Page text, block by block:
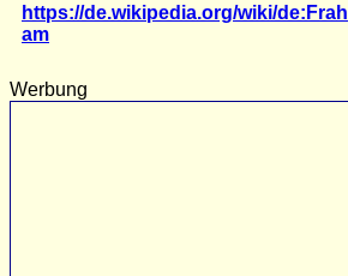
https://de.wikipedia.org/wiki/de:Frah
am
Werbung